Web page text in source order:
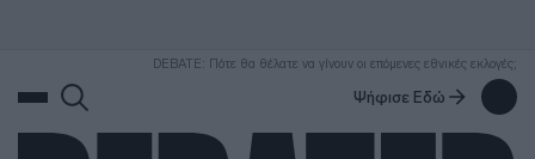
DEBATE: Πότε θα θέλατε να γίνουν οι επόμενες εθνικές εκλογές;
Ψήφισε Εδώ